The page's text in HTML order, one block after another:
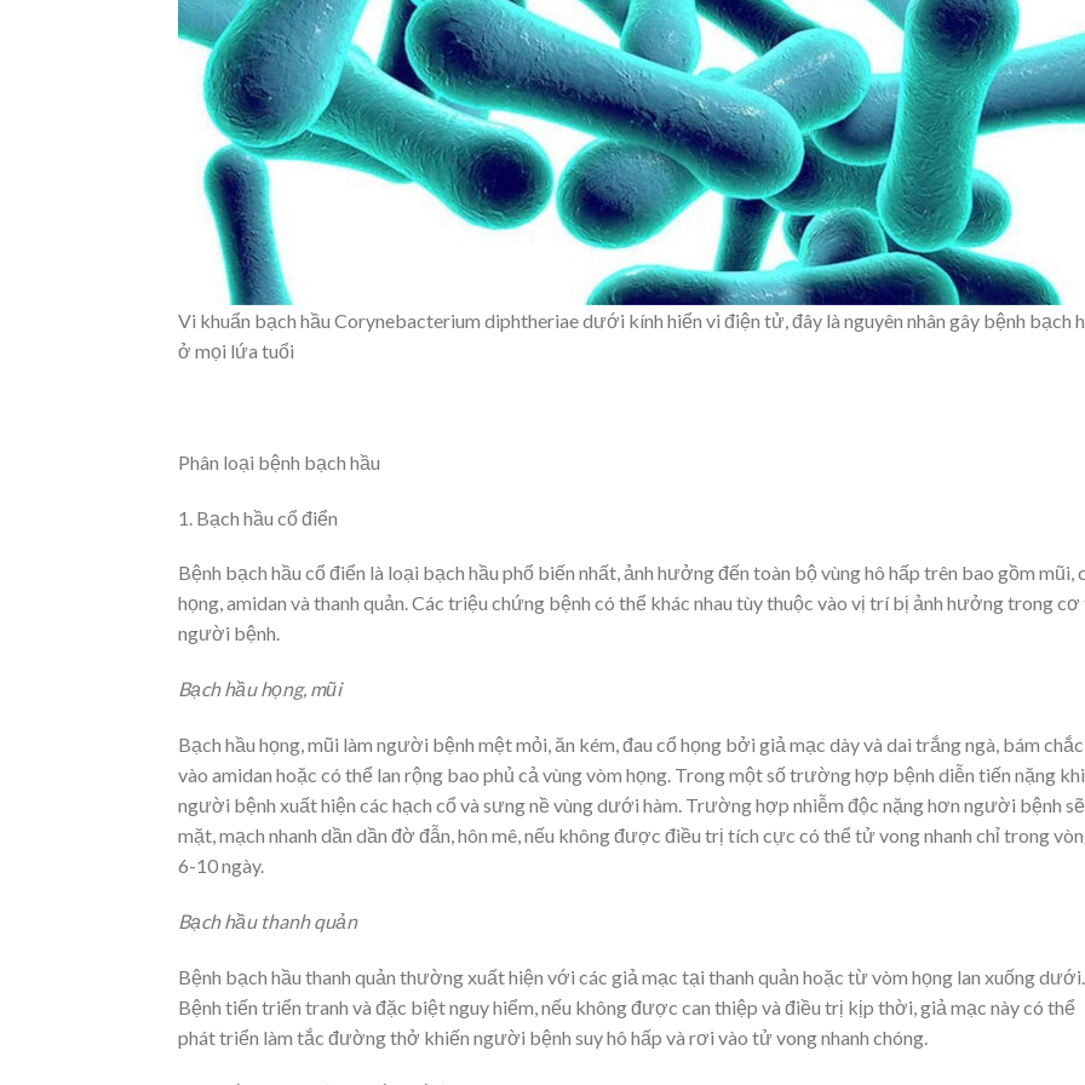
Vi khuẩn bạch hầu Corynebacterium diphtheriae dưới kính hiển vi điện tử, đây là nguyên nhân gây bệnh bạch
ở mọi lứa tuổi
Phân loại bệnh bạch hầu
1. Bạch hầu cổ điển
Bệnh bạch hầu cổ điển là loại bạch hầu phổ biến nhất, ảnh hưởng đến toàn bộ vùng hô hấp trên bao gồm mũi,
họng, amidan và thanh quản. Các triệu chứng bệnh có thể khác nhau tùy thuộc vào vị trí bị ảnh hưởng trong
người bệnh.
Bạch hầu họng, mũi
Bạch hầu họng, mũi làm người bệnh mệt mỏi, ăn kém, đau cổ họng bởi giả mạc dày và dai trắng ngà, bám chắc
vào amidan hoặc có thể lan rộng bao phủ cả vùng vòm họng. Trong một số trường hợp bệnh diễn tiến nặng
người bệnh xuất hiện các hạch cổ và sưng nề vùng dưới hàm. Trường hợp nhiễm độc nặng hơn người bệnh
mặt, mạch nhanh dần dần đờ đẫn, hôn mê, nếu không được điều trị tích cực có thể tử vong nhanh chỉ trong
6-10 ngày.
Bạch hầu thanh quản
Bệnh bạch hầu thanh quản thường xuất hiện với các giả mạc tại thanh quản hoặc từ vòm họng lan xuống dưới.
Bệnh tiến triển tranh và đặc biệt nguy hiểm, nếu không được can thiệp và điều trị kịp thời, giả mạc này có thể
phát triển làm tắc đường thở khiến người bệnh suy hô hấp và rơi vào tử vong nhanh chóng.